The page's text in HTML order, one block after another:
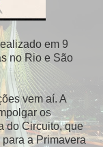
em 9
no Rio e São
vem aí. A
os
do Circuito, que
a Primavera